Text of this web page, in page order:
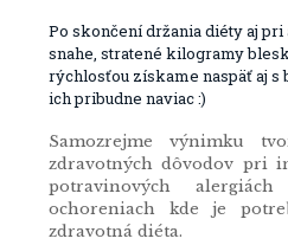
Po skončení držania diéty aj
snahe, stratené kilogramy
rýchlosťou získame naspäť aj s
ich pribudne naviac :)
Samozrejme výnimku
zdravotných dôvodov pri
potravinových
ochoreniach kde je
zdravotná diéta.